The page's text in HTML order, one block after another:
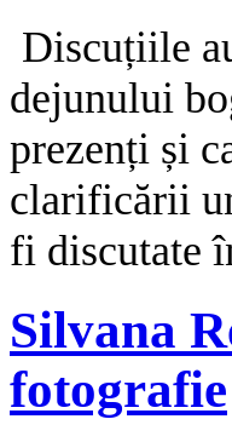
Discuțiile
dejunului
prezenți și
clarificării
fi discutate
Silvana
fotografie